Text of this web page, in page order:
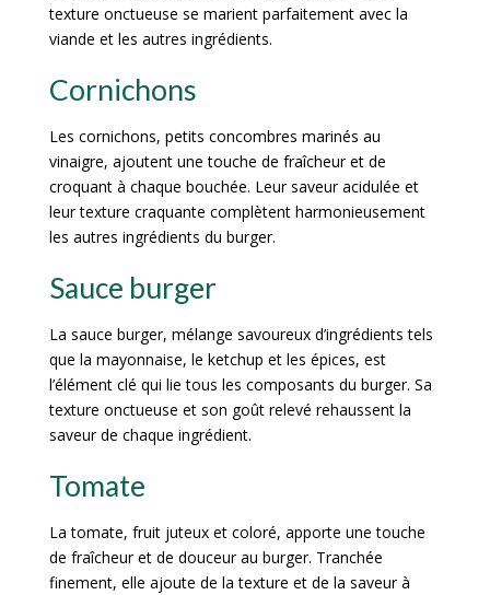
texture onctueuse se marient parfaitement avec la
viande et les autres ingrédients.
Cornichons
Les cornichons, petits concombres marinés au
vinaigre, ajoutent une touche de fraîcheur et de
croquant à chaque bouchée. Leur saveur acidulée et
leur texture craquante complètent harmonieusement
les autres ingrédients du burger.
Sauce burger
La sauce burger, mélange savoureux d’ingrédients tels
que la mayonnaise, le ketchup et les épices, est
l’élément clé qui lie tous les composants du burger. Sa
texture onctueuse et son goût relevé rehaussent la
saveur de chaque ingrédient.
Tomate
La tomate, fruit juteux et coloré, apporte une touche
de fraîcheur et de douceur au burger. Tranchée
finement, elle ajoute de la texture et de la saveur à